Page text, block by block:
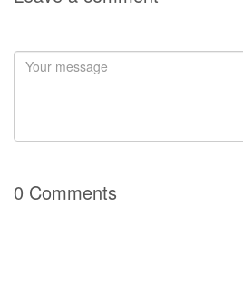
0 Comments